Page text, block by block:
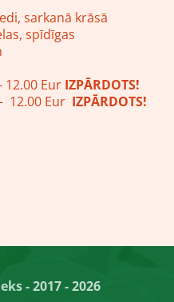
sarkanā krāsā
spīdīgas
Eur IZPĀRDOTS!
Eur IZPĀRDOTS!
- 2017 - 2026